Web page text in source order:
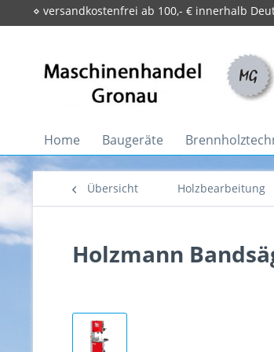
⋄ versandkostenfrei ab 100,- € innerhalb
Home Baugeräte
Übersicht Holzbearbeitung
Holzmann